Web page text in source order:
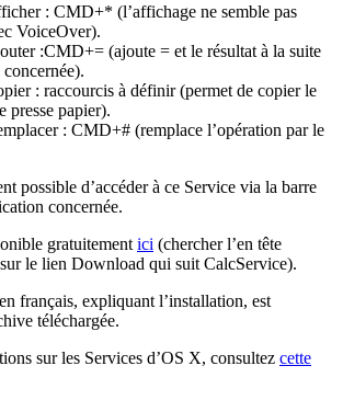
: CMD+* (l’affichage ne semble pas
VoiceOver).
:CMD+= (ajoute = et le résultat à la suite
: raccourcis à définir (permet de copier le
presse papier).
: CMD+# (remplace l’opération par le
possible d’accéder à ce Service via la barre
concernée.
gratuitement ici (chercher l’en tête
le lien Download qui suit CalcService).
français, expliquant l’installation, est
téléchargée.
sur les Services d’OS X, consultez cette